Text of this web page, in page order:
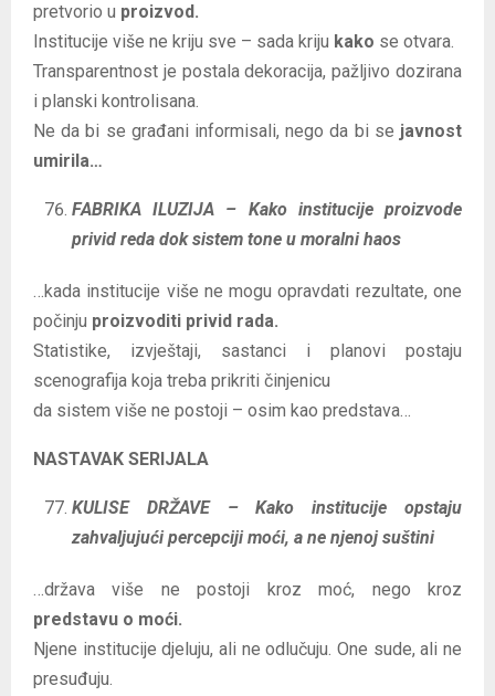
pretvorio u proizvod.
Institucije više ne kriju sve – sada kriju kako se otvara.
Transparentnost je postala dekoracija, pažljivo dozirana
i planski kontrolisana.
Ne da bi se građani informisali, nego da bi se javnost
umirila…
FABRIKA ILUZIJA – Kako institucije proizvode
privid reda dok sistem tone u moralni haos
…kada institucije više ne mogu opravdati rezultate, one
počinju proizvoditi privid rada.
Statistike, izvještaji, sastanci i planovi postaju
scenografija koja treba prikriti činjenicu
da sistem više ne postoji – osim kao predstava…
NASTAVAK SERIJALA
KULISE DRŽAVE – Kako institucije opstaju
zahvaljujući percepciji moći, a ne njenoj suštini
…država više ne postoji kroz moć, nego kroz
predstavu o moći.
Njene institucije djeluju, ali ne odlučuju. One sude, ali ne
presuđuju.